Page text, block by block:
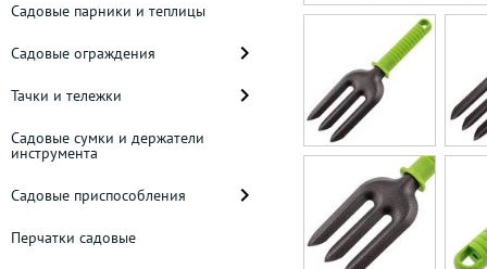
Садовые парники и теплицы
Садовые ограждения
Тачки и тележки
Садовые сумки и держатели
инструмента
Садовые приспособления
Перчатки садовые